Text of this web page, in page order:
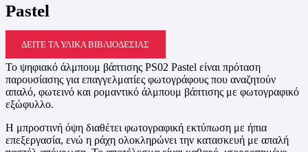
Pastel
ΔΕΊΤΕ ΤΑ ΥΛΙΚΆ ΒΙΒΛΙΟΔΕΣΊΑΣ
Το ψηφιακό άλμπουμ βάπτισης PS02 Pastel είναι πρόταση
παρουσίασης για επαγγελματίες φωτογράφους που αναζητούν
απαλό, φωτεινό και ρομαντικό άλμπουμ βάπτισης με φωτογραφικό
εξώφυλλο.
Η μπροστινή όψη διαθέτει φωτογραφική εκτύπωση με ήπια
επεξεργασία, ενώ η ράχη ολοκληρώνει την κατασκευή με απαλή